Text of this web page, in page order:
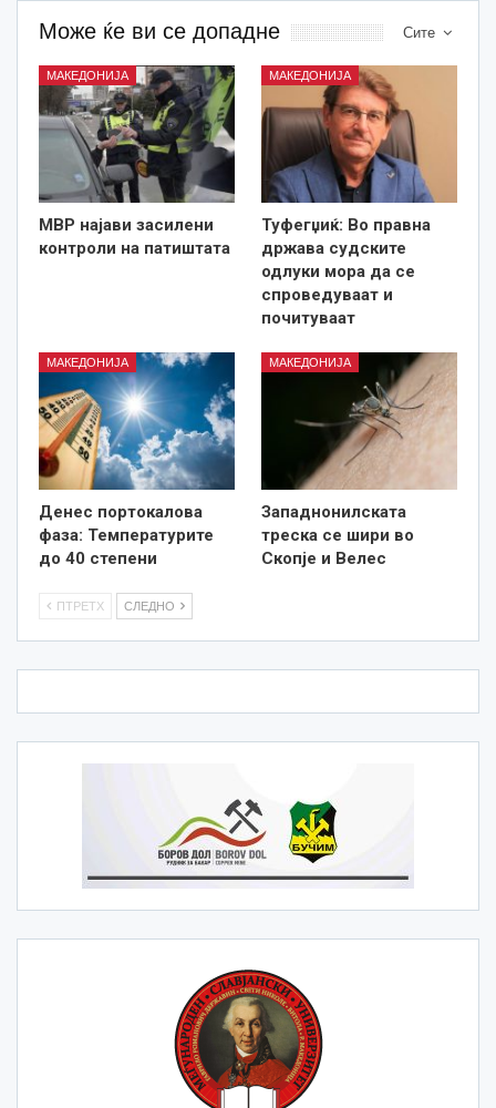
Сите
Може ќе ви се допадне
МАКЕДОНИЈА
МВР најави засилени
контроли на патиштата
МАКЕДОНИЈА
Туфегџиќ: Во правна
држава судските
одлуки мора да се
спроведуваат и
почитуваат
МАКЕДОНИЈА
Денес портокалова
фаза: Температурите
до 40 степени
МАКЕДОНИЈА
Западнонилската
треска се шири во
Скопје и Велес
ПТРЕТХ СЛЕДНО